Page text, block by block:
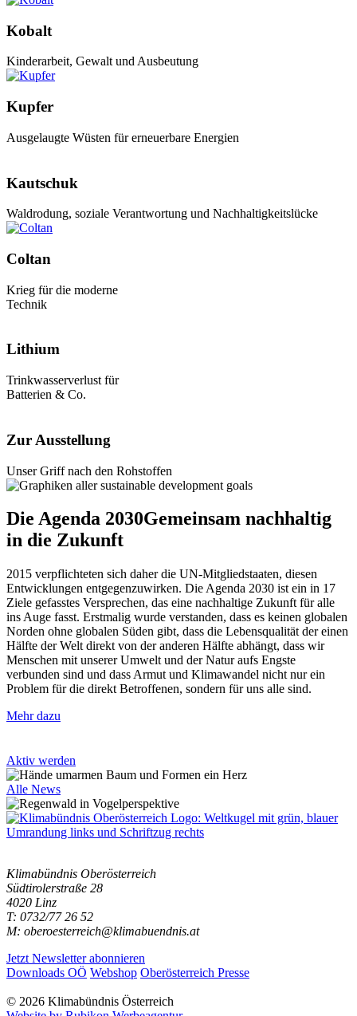
Kobalt
Kinderarbeit, Gewalt und Ausbeutung
Kupfer
Ausgelaugte Wüsten für erneuerbare Energien
Kautschuk
Waldrodung, soziale Verantwortung und Nachhaltigkeitslücke
Coltan
Krieg für die moderne
Technik
Lithium
Trinkwasserverlust für
Batterien & Co.
Zur Ausstellung
Unser Griff nach den Rohstoffen
Die Agenda 2030Gemeinsam nachhaltig
in die Zukunft
2015 verpflichteten sich daher die UN-Mitgliedstaaten, diesen
Entwicklungen entgegenzuwirken. Die Agenda 2030 ist ein in 17
Ziele gefasstes Versprechen, das eine nachhaltige Zukunft für alle
ins Auge fasst. Erstmalig wurde verstanden, dass es keinen globalen
Norden ohne globalen Süden gibt, dass die Lebensqualität der einen
Hälfte der Welt direkt von der anderen Hälfte abhängt, dass wir
Menschen mit unserer Umwelt und der Natur aufs Engste
verbunden sind und dass Armut und Klimawandel nicht nur ein
Problem für die direkt Betroffenen, sondern für uns alle sind.
Mehr dazu
Aktiv werden
Alle News
Klimabündnis Oberösterreich
Südtirolerstraße 28
4020 Linz
T: 0732/77 26 52
M: oberoesterreich@klimabuendnis.at
Jetzt Newsletter abonnieren
Downloads OÖ Webshop Oberösterreich Presse
© 2026 Klimabündnis Österreich